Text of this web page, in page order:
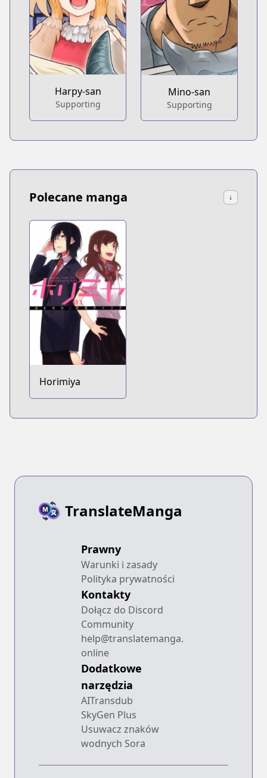
Harpy-san
Supporting
Mino-san
Supporting
Polecane manga ↓
Horimiya
TranslateManga
Prawny
Warunki i zasady
Polityka prywatności
Kontakty
Dołącz do Discord
Community
help@translatemanga.
online
Dodatkowe
narzędzia
AITransdub
SkyGen Plus
Usuwacz znaków
wodnych Sora